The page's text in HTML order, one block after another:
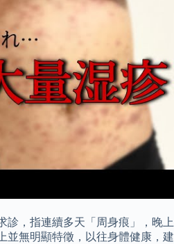
診，指連續多天「周身痕」，晚上
並無明顯特徵，以往身體健康，建